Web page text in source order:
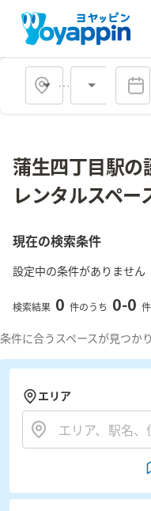
会場タイプ
蒲生四丁目駅
レンタルスペ
現在の検索条件
設定中の条件がありません
検索結果 0 件のうち 0-0
条件に合うスペースが見つか
エリア